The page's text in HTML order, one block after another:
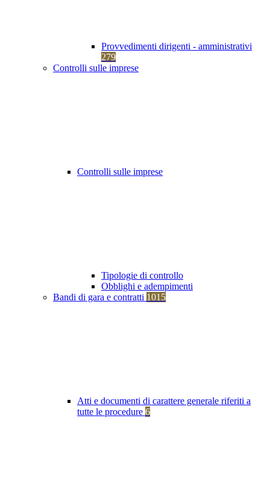
Provvedimenti dirigenti - amministrativi
279
Controlli sulle imprese
Controlli sulle imprese
Tipologie di controllo
Obblighi e adempimenti
Bandi di gara e contratti 1015
Atti e documenti di carattere generale riferiti a
tutte le procedure 6